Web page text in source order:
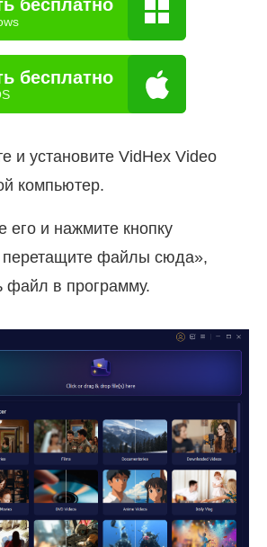
бесплатно
бесплатно
и установите VidHex Video
компьютер.
его и нажмите кнопку
файлы сюда»,
файл в программу.